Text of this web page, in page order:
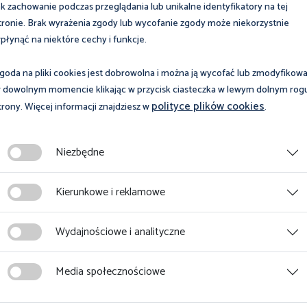
dokumentacji.
trzeciego lub organizacji międzynarodowej na
między organami lub podmiotami publicznymi.
celów, do których zostały zebrane. Szczegółowe okresy
Pracy stanowiący załącznik nr 2 do Zarządzenia nr 76/18
r. (dostępne na stronie BIP Państwowej Inspekcji Pracy).
przechowywane, nie dłużej niż trzy miesiące od dnia
w postępowaniu prowadzonym na podstawie prawa lub
dowód w postępowaniu, termin ten ulega przedłużeniu do
tych okresów nagrania zawierające dane osobowe
mogą być udostępniane podmiotom przetwarzającym w
podstawie umowy powierzenia przetwarzania danych
zachowanie podczas przeglądania lub unikalne identyfikatory na tej
Brak wyrażenia zgody lub wycofanie zgody może niekorzystnie
na niektóre cechy i funkcje.
na pliki cookies jest dobrowolna i można ją wycofać lub
dowolnym momencie klikając w przycisk ciasteczka w lewym dolnym
Więcej informacji znajdziesz wpolityce plików cookies.
Niezbędne
Kierunkowe i reklamowe
Wydajnościowe i analityczne
Media społecznościowe